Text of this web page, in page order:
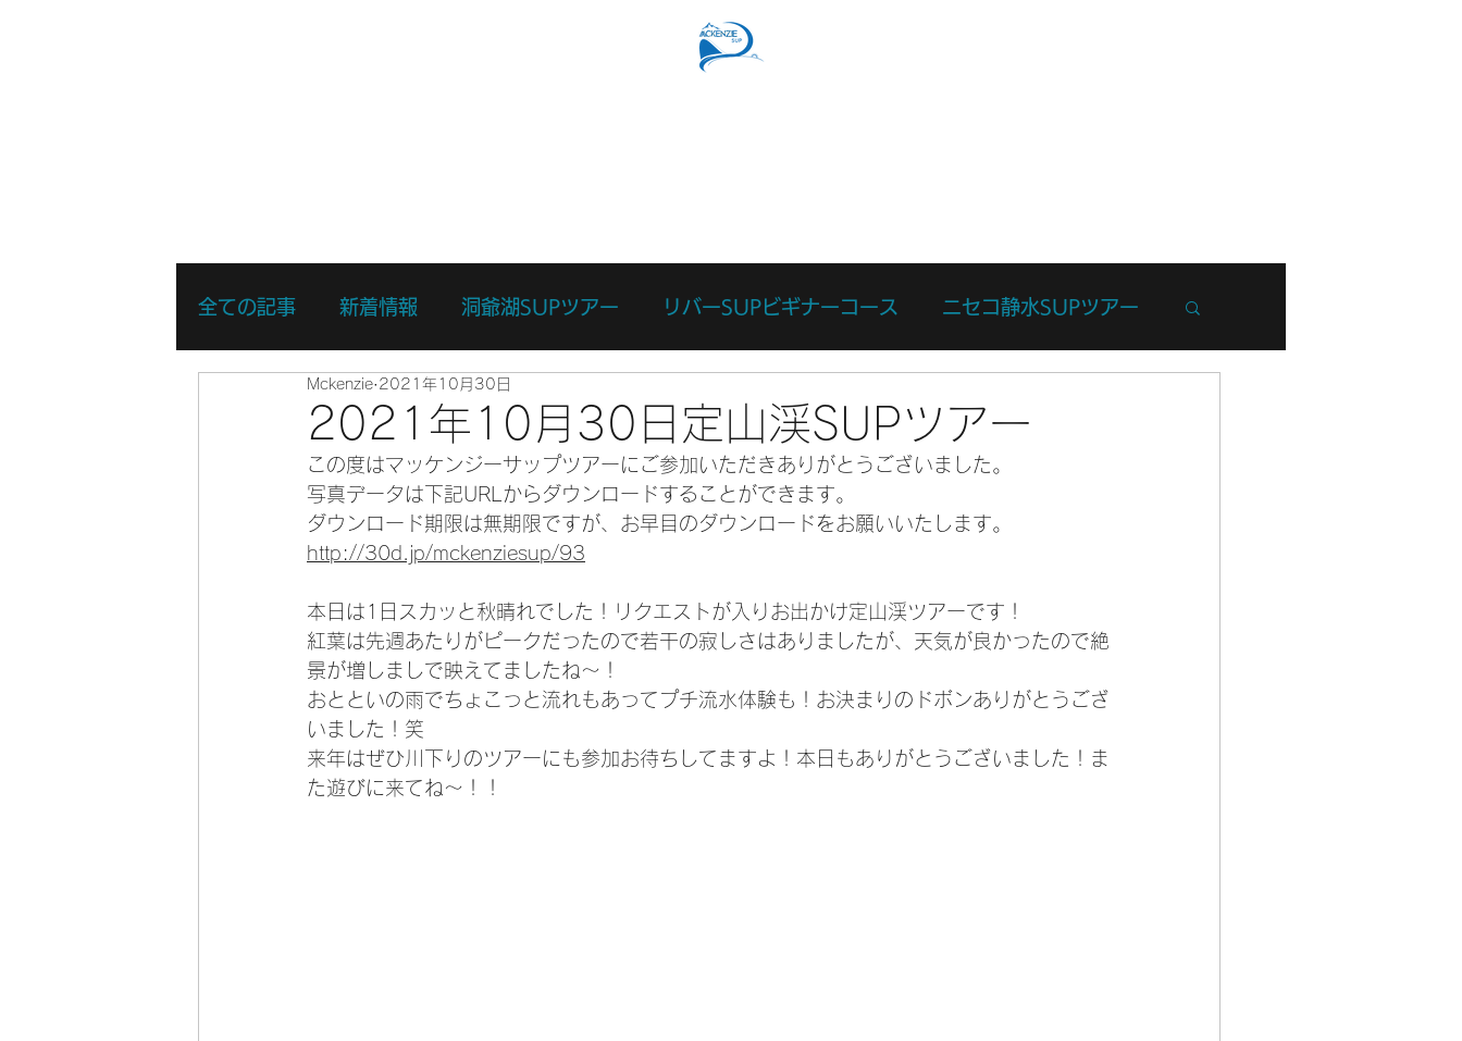
全ての記事 新着情報 洞爺湖SUPツアー リバーSUPビギナーコース ニセコ静水SUPツアー
リバーSUPスキルアップコース
リバーSUPスポットプレイ リバーサーフィン体験 リバーSUP体験
2021年10月30日定山渓SUPツアー
Mckenzie 2021年10月30日
この度はマッケンジーサップツアーにご参加いただきありがとうございました。
写真データは下記URLからダウンロードすることができます。
ダウンロード期限は無期限ですが、お早目のダウンロードをお願いいたします。
http://30d.jp/mckenziesup/93
本日は1日スカッと秋晴れでした！リクエストが入りお出かけ定山渓ツアーです！
紅葉は先週あたりがピークだったので若干の寂しさはありましたが、天気が良かったので絶
景が増しましで映えてましたね〜！
おとといの雨でちょこっと流れもあってプチ流水体験も！お決まりのドボンありがとうござ
いました！笑
来年はぜひ川下りのツアーにも参加お待ちしてますよ！本日もありがとうございました！ま
た遊びに来てね〜！！